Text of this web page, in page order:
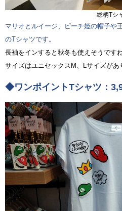
総柄Tシ
マリオとルイージ、ピーチ姫の帽子や
のTシャツです。
長袖をインすると秋冬も使えそうです
サイズはユニセックスM、Lサイズがあ
◆ワンポイントTシャツ：